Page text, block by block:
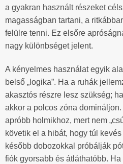
a gyakran használt részeket
magasságban tartani, a
felülre tenni. Ez elsőre
nagy különbséget jelent.
A kényelmes használat egyik
belső „logika”. Ha a ruhák
akasztós részre lesz szükség;
akkor a polcos zóna
apróbb holmikhoz, mert nem
követik el a hibát, hogy túl
később dobozokkal próbálják
fiók gyorsabb és átláthatóbb.